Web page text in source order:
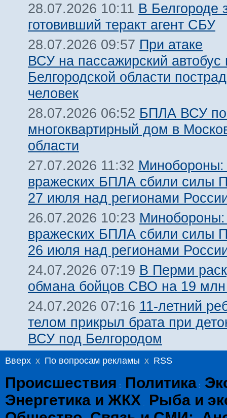
28.07.2026 10:11 В Белгороде
готовивший теракт агент СБУ
28.07.2026 09:57 При атаке
ВСУ на пассажирский автобус
Белгородской области
человек
28.07.2026 06:52 БПЛА ВСУ
многоквартирный дом в
области
27.07.2026 11:32 Минобороны:
вражеских БПЛА сбили силы
27 июля над регионами
26.07.2026 10:23
вражеских БПЛА сбили силы
26 июля над регионами
24.07.2026 07:19 В Перми
обмана бойцов СВО на 19 млн
24.07.2026 07:16 11-летний
телом прикрыл брата при
ВСУ под Белгородом
Вверх x По вопросам рекламы x RSS
Происшествия : Политика :
Энергетика и ЖКХ :
Рыба и